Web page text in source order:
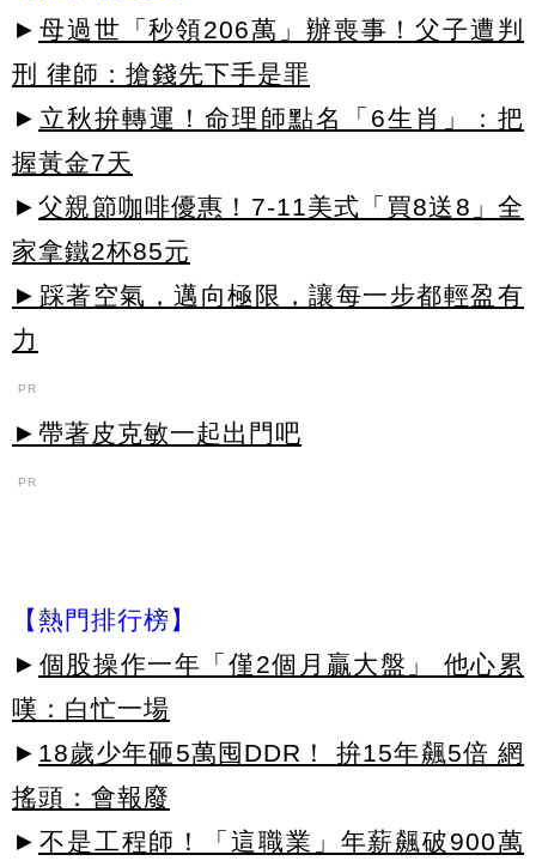
► 母過世「秒領206萬」辦喪事！父子遭判
刑 律師：搶錢先下手是罪
► 立秋拚轉運！命理師點名「6生肖」：把
握黃金7天
► 父親節咖啡優惠！7-11美式「買8送8」全
家拿鐵2杯85元
►踩著空氣，邁向極限，讓每一步都輕盈有
力
PR
►帶著皮克敏一起出門吧
PR
【熱門排行榜】
► 個股操作一年「僅2個月贏大盤」 他心累
嘆：白忙一場
► 18歲少年砸5萬囤DDR！ 拚15年飆5倍 網
搖頭：會報廢
► 不是工程師！「這職業」年薪飆破900萬